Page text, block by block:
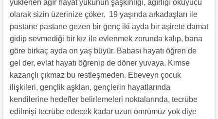
yüklenen ağır hayat yükünün şaşkınlığı, ağırlığı okuyucu
olarak sizin üzerinize çöker. 19 yaşında arkadaşları ile
pastane pastane gezen bir genç iki ayda bir aşirete damat
gidip sevmediği bir kız ile evlenmek zorunda kalıp, bana
göre birkaç ayda on yaş büyür. Babası hayatı öğren de
gel der, evlat hayatı öğrenip de döner yuvaya. Kimse
kazançlı çıkmaz bu restleşmeden. Ebeveyn çocuk
ilişkileri, gençlik aşkları, gençlerin hayatlarında
kendilerine hedefler belirlemeleri noktalarında, tecrübe
edilmişi tecrübe edecek kadar uzun ömrümüz yok diye